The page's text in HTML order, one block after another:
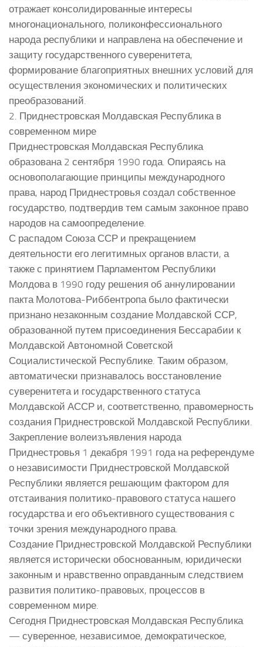
отражает консолидированные интересы
многонационального, поликонфессионального
народа республики и направлена на обеспечение и
защиту государственного суверенитета,
формирование благоприятных внешних условий для
осуществления экономических и политических
преобразований.
2. Приднестровская Молдавская Республика в
современном мире
Приднестровская Молдавская Республика
образована 2 сентября 1990 года. Опираясь на
основополагающие принципы международного
права, народ Приднестровья создал собственное
государство, подтвердив тем самым законное право
народов на самоопределение.
С распадом Союза ССР и прекращением
деятельности его легитимных органов власти, а
также с принятием Парламентом Республики
Молдова в 1990 году решения об аннулировании
пакта Молотова-Риббентропа было фактически
признано незаконным создание Молдавской ССР,
образованной путем присоединения Бессарабии к
Молдавской Автономной Советской
Социалистической Республике. Таким образом,
автоматически признавалось восстановление
суверенитета и государственного статуса
Молдавской АССР и, соответственно, правомерность
создания Приднестровской Молдавской Республики.
Закрепление волеизъявления народа
Приднестровья 1 декабря 1991 года на референдуме
о независимости Приднестровской Молдавской
Республики является решающим фактором для
отстаивания политико-правового статуса нашего
государства и его объективного существования с
точки зрения международного права.
Создание Приднестровской Молдавской Республики
является исторически обоснованным, юридически
законным и нравственно оправданным следствием
развития политико-правовых, процессов в
современном мире.
Сегодня Приднестровская Молдавская Республика
— суверенное, независимое, демократическое,